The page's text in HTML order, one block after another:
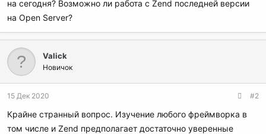
на сегодня? Возможно ли работа с Zend последней версии
на Open Server?
Valick
Новичок
15 Дек 2020 #2
Крайне странный вопрос. Изучение любого фреймворка в
том числе и Zend предполагает достаточно уверенные